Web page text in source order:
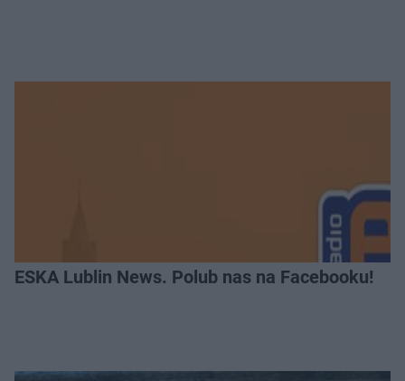
ESKA Lublin News. Polub nas na Facebooku!